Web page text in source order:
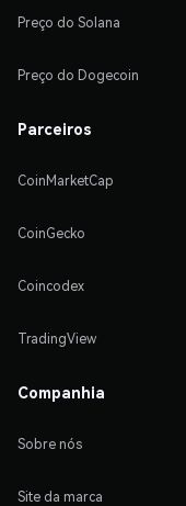
Preço do Solana
Preço do Dogecoin
Parceiros
CoinMarketCap
CoinGecko
Coincodex
TradingView
Companhia
Sobre nós
Site da marca